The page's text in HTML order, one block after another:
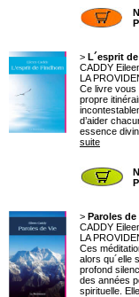
> L´esprit
CADDY
LA
Ce livre vous
propre
d’aider
essence
suite
> Paroles de
CADDY
LA
Ces
alors qu´elle
profond
des années
spirituelle.